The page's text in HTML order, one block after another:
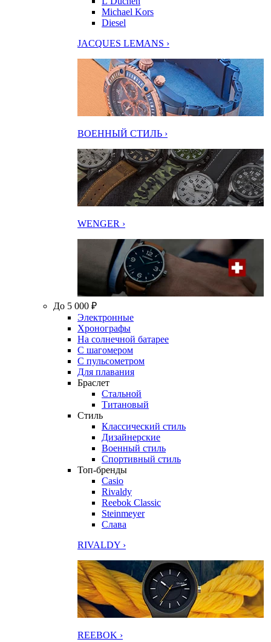
Michael Kors
Diesel
JACQUES LEMANS ›
ВОЕННЫЙ СТИЛЬ ›
WENGER ›
До 5 000 ₽
Электронные
Хронографы
На солнечной батарее
С шагомером
С пульсометром
Для плавания
Браслет
Стальной
Титановый
Стиль
Классический стиль
Дизайнерские
Военный стиль
Спортивный стиль
Топ-бренды
Casio
Rivaldy
Reebok Classic
Steinmeyer
Слава
RIVALDY ›
REEBOK ›